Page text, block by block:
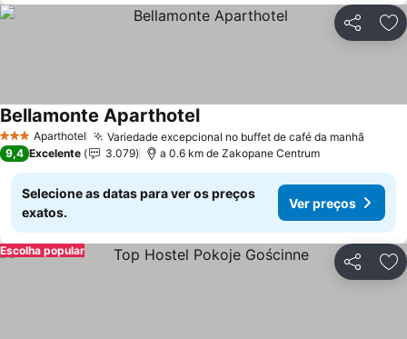
Partilhar
3 EstrelasAparthotel Variedade excepcional no buffet de café da manhã
Bellamonte Aparthotel
9,4 Excelente 3.079 a 0.6 km de Zakopane Centrum
Selecione as datas para ver os preços
exatos.
Ver preços
Partilhar
Escolha popular